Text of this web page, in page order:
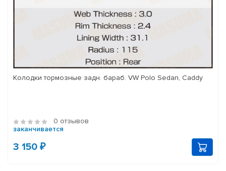
Колодки тормозные задн. бараб. VW Polo Sedan, Caddy
0 отзывов
заканчивается
3 150 ₽